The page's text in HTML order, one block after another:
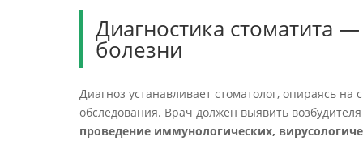
Диагностика стоматита
болезни
Диагноз устанавливает стоматолог, опираясь
обследования. Врач должен выявить
проведение иммунологических,